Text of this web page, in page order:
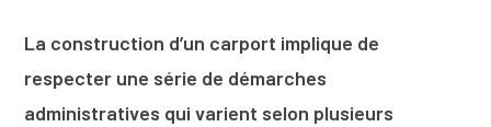
La construction d’un carport implique de
respecter une série de démarches
administratives qui varient selon plusieurs